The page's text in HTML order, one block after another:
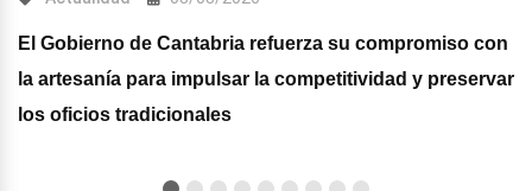
El Gobierno de Cantabria refuerza su compromiso con
la artesanía para impulsar la competitividad y preservar
los oficios tradicionales